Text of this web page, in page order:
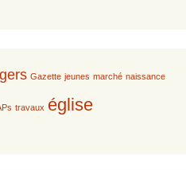
Gazette jeunes marché naissance
travaux église